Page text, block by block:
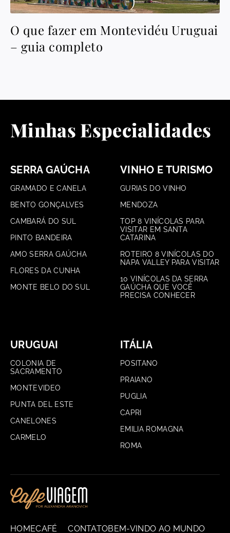
O que fazer em Montevidéu Uruguai
– guia completo
Minhas Especialidades
SERRA GAÚCHA
GRAMADO E CANELA
BENTO GONÇALVES
CAMBARÁ DO SUL
PINTO BANDEIRA
AMO SERRA GAÚCHA
FLORES DA CUNHA
MONTE BELO DO SUL
VINHO E TURISMO
GURIAS DO VINHO
MENDOZA
TOP 8 VINÍCOLAS PARA
VISITAR EM SANTA
CATARINA
ROTEIRO 8 VINÍCOLAS DO
NAPA VALLEY PARA VISITAR
10 VINÍCOLAS DA SERRA
GAÚCHA QUE VOCÊ
PRECISA CONHECER
URUGUAI
COLONIA DE
SACRAMENTO
MONTEVIDEO
PUNTA DEL ESTE
CANELONES
CARMELO
ITÁLIA
POSITANO
PRAIANO
PUGLIA
CAPRI
EMILIA ROMAGNA
ROMA
HOMECAFÉ CONTATOBEM-VINDO AO MUNDO